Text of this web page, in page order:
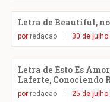
Letra de Beautiful,
por redacao 30 de julho
Letra de Esto Es
Laferte, Conociendo
por redacao 25 de julho